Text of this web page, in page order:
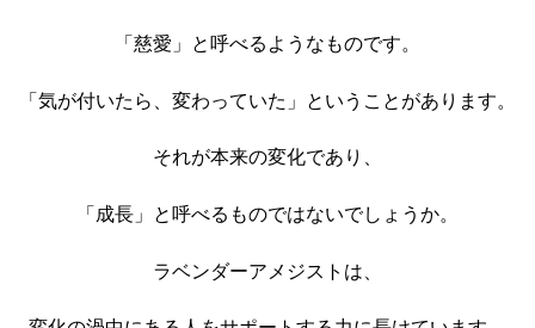
「慈愛」と呼べるようなものです。
「気が付いたら、変わっていた」ということがあります。
それが本来の変化であり、
「成長」と呼べるものではないでしょうか。
ラベンダーアメジストは、